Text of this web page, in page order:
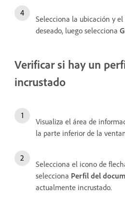
Selecciona la ubicación y
deseado, luego selecciona
Verificar si hay un
incrustado
Visualiza el área de
la parte inferior de la
Selecciona el icono de
selecciona Perfil del
actualmente incrustado.